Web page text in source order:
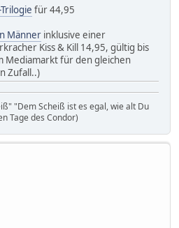
für 44,95
Männer inklusive einer
Kiss & Kill 14,95, gültig bis
Mediamarkt für den gleichen
Zufall..)
"Dem Scheiß ist es egal, wie alt Du
Tage des Condor)